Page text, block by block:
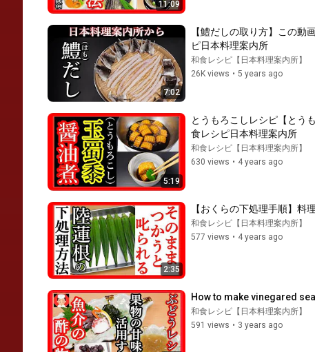
11:09
7:02
【鱧だしの取り方】この
ピ日本料理案内所
和食レシピ【日本料理案内所】
26K views • 5 years ago
5:19
とうもろこしレシピ【とう
食レシピ日本料理案内所
和食レシピ【日本料理案内所】
630 views • 4 years ago
2:35
【おくらの下処理手順】
和食レシピ【日本料理案内所】
577 views • 4 years ago
How to make vinegared
和食レシピ【日本料理案内所】
591 views • 3 years ago